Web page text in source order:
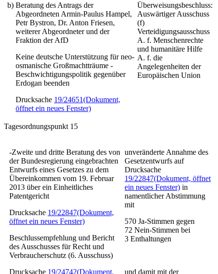
b) Beratung des Antrags der
Abgeordneten Armin-Paulus Hampel,
Petr Bystron, Dr. Anton Friesen,
weiterer Abgeordneter und der
Fraktion der AfD
Keine deutsche Unterstützung für neo-
osmanische Großmachtträume -
Beschwichtigungspolitik gegenüber
Erdogan beenden
Drucksache 19/24651(Dokument,
öffnet ein neues Fenster)
Überweisungsbeschluss:
Auswärtiger Ausschuss
(f)
Verteidigungsausschuss
A. f. Menschenrechte
und humanitäre Hilfe
A. f. die
Angelegenheiten der
Europäischen Union
Tagesordnungspunkt 15
-Zweite und dritte Beratung des von
der Bundesregierung eingebrachten
Entwurfs eines Gesetzes zu dem
Übereinkommen vom 19. Februar
2013 über ein Einheitliches
Patentgericht
Drucksache 19/22847(Dokument,
öffnet ein neues Fenster)
Beschlussempfehlung und Bericht
des Ausschusses für Recht und
Verbraucherschutz (6. Ausschuss)
Drucksache 19/24742(Dokument,
unveränderte Annahme des
Gesetzentwurfs auf
Drucksache
19/22847(Dokument, öffnet
ein neues Fenster) in
namentlicher Abstimmung
mit
570 Ja-Stimmen gegen
72 Nein-Stimmen bei
3 Enthaltungen
und damit mit der